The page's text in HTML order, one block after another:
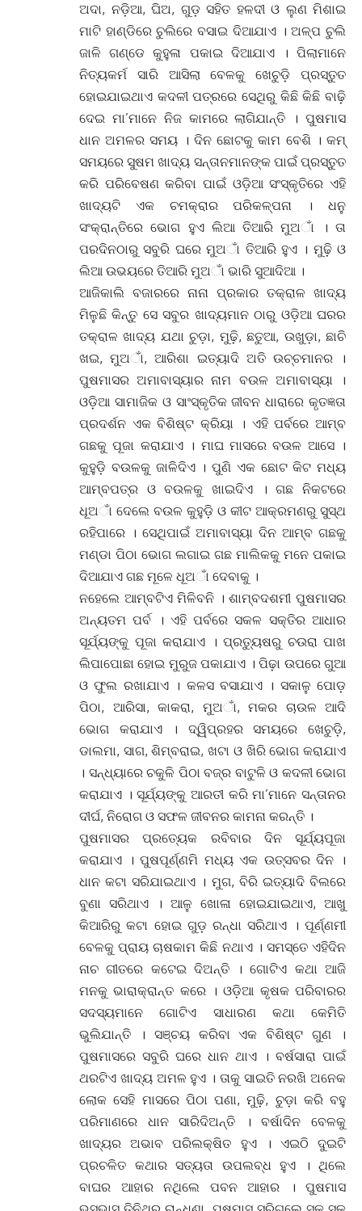
ଅଦା, ନଡ଼ିଆ, ଘିଅ, ଗୁଡ଼ ସହିତ ହଳଦୀ ଓ ଲୁଣ ମିଶାଇ
ମାଟି ହାଣ୍ଡିରେ ଚୁଲିରେ ବସାଇ ଦିଆଯାଏ । ଅଳ୍ପ ଚୁଲି
ଜାଳି ଗଣ୍ଡେ କୁହୁଳା ପକାଇ ଦିଆଯାଏ । ପିଲାମାନେ
ନିତ୍ୟକର୍ମ ସାରି ଆସିଲା ବେଳକୁ ଖେଚୁଡ଼ି ପ୍ରସ୍ତୁତ
ହୋଇଯାଇଥାଏ କଦଳୀ ପତ୍ରରେ ସେଥିରୁ କିଛି କିଛି ବାଢ଼ି
ଦେଇ ମା’ମାନେ ନିଜ କାମରେ ଲାଗିଯାନ୍ତି । ପୁଷମାସ
ଧାନ ଅମଳର ସମୟ । ଦିନ ଛୋଟକୁ କାମ ବେଶି । କମ୍
ସମୟରେ ସୁଷମ ଖାଦ୍ୟ ସନ୍ତାନମାନଙ୍କ ପାଇଁ ପ୍ରସ୍ତୁତ
କରି ପରିବେଷଣ କରିବା ପାଇଁ ଓଡ଼ିଆ ସଂସ୍କୃତିରେ ଏହି
ଖାଦ୍ୟଟି ଏକ ଚମକ୍ରାର ପରିକଳ୍ପନା । ଧନୁ
ସଂକ୍ରାନ୍ତିରେ ଭୋଗ ହୁଏ ଲିଆ ତିଆରି ମୁଅାଁ । ତା
ପରଦିନଠାରୁ ସବୁରି ଘରେ ମୁଅାଁ ତିଆରି ହୁଏ । ମୁଢ଼ି ଓ
ଲିଆ ଉଭୟରେ ତିଆରି ମୁଅାଁ ଭାରି ସୁଆଦିଆ ।
ଆଜିକାଲି ବଜାରରେ ନାନା ପ୍ରକାର ତକ୍ରାଳ ଖାଦ୍ୟ
ମିଳୁଛି କିନ୍ତୁ ସେ ସବୁର ଖାଦ୍ୟମାନ ଠାରୁ ଓଡ଼ିଆ ଘରର
ତକ୍ରାଳ ଖାଦ୍ୟ ଯଥା ଚୁଡ଼ା, ମୁଢ଼ି, ଛତୁଆ, ଉଖୁଡ଼ା, ଛାଚି
ଖଇ, ମୁଅାଁ, ଆରିଶା ଇତ୍ୟାଦି ଅତି ଉଚ୍ଚମାନର ।
ପୁଷମାସର ଅମାବାସ୍ୟାର ନାମ ବଉଳ ଅମାବାସ୍ୟା ।
ଓଡ଼ିଆ ସାମାଜିକ ଓ ସାଂସ୍କୃତିକ ଜୀବନ ଧାରାରେ କୃତଜ୍ଞତା
ପ୍ରଦର୍ଶନ ଏକ ବିଶିଷ୍ଟ କ୍ରିୟା । ଏହି ପର୍ବରେ ଆମ୍ବ
ଗଛକୁ ପୂଜା କରାଯାଏ । ମାଘ ମାସରେ ବଉଳ ଆସେ ।
କୁହୁଡ଼ି ବଉଳକୁ ଜାଳିଦିଏ । ପୁଣି ଏକ ଛୋଟ କିଟ ମଧ୍ୟ
ଆମ୍ବପତ୍ର ଓ ବଉଳକୁ ଖାଇଦିଏ । ଗଛ ନିକଟରେ
ଧୂଅାଁ ଦେଲେ ବଉଳ କୁହୁଡ଼ି ଓ କୀଟ ଆକ୍ରମଣରୁ ସୁସ୍ଥ
ରହିପାରେ । ସେଥିପାଇଁ ଅମାବାସ୍ୟା ଦିନ ଆମ୍ବ ଗଛକୁ
ମଣ୍ଡା ପିଠା ଭୋଗ ଲଗାଇ ଗଛ ମାଲିକକୁ ମନେ ପକାଇ
ଦିଆଯାଏ ଗଛ ମୂଳେ ଧୂଅାଁ ଦେବାକୁ ।
ନହେଲେ ଆମ୍ବଟିଏ ମିଳିବନି । ଶାମ୍ବଦଶମୀ ପୁଷମାସର
ଅନ୍ୟତମ ପର୍ବ । ଏହି ପର୍ବରେ ସକଳ ସକ୍ତିର ଆଧାର
ସୂର୍ଯ୍ୟଙ୍କୁ ପୂଜା କରାଯାଏ । ପ୍ରତ୍ୟୁଷରୁ ଚଉରା ପାଖ
ଲିପାପୋଛା ହୋଇ ମୁରୁଜ ପକାଯାଏ । ପିଢ଼ା ଉପରେ ଗୁଆ
ଓ ଫୁଲ ରଖାଯାଏ । କଳସ ବସାଯାଏ । ସକାଳୁ ପୋଡ଼
ପିଠା, ଆରିସା, କାକରା, ମୁଅାଁ, ମକର ଚାଉଳ ଆଦି
ଭୋଗ କରାଯାଏ । ଦ୍ୱିପ୍ରହର ସମୟରେ ଖେଚୁଡ଼ି,
ଡାଲମା, ସାଗ, ଶିମ୍ବରାଇ, ଖଟା ଓ ଖିରି ଭୋଗ କରାଯାଏ
। ସନ୍ଧ୍ୟାରେ ଚକୁଳି ପିଠା ବଜ୍ର ବାଟୁଳି ଓ କଦଳୀ ଭୋଗ
କରାଯାଏ । ସୂର୍ଯ୍ୟଙ୍କୁ ଆରତୀ କରି ମା’ମାନେ ସନ୍ତାନର
ଦୀର୍ଘ, ନିରୋଗ ଓ ସଫଳ ଜୀବନର କାମନା କରନ୍ତି ।
ପୁଷମାସର ପ୍ରତ୍ୟେକ ରବିବାର ଦିନ ସୂର୍ଯ୍ୟପୂଜା
କରାଯାଏ । ପୁଷପୂର୍ଣ୍ଣମି ମଧ୍ୟ ଏକ ଉତ୍ସବର ଦିନ ।
ଧାନ କଟା ସରିଯାଇଥାଏ । ମୁଗ, ବିରି ଇତ୍ୟାଦି ବିଲରେ
ବୁଣା ସରିଥାଏ । ଆଳୁ ଖୋଳା ହୋଇଯାଇଥାଏ, ଆଖୁ
କିଆରିରୁ କଟା ହୋଇ ଗୁଡ଼ ରନ୍ଧା ସରିଥାଏ । ପୂର୍ଣ୍ଣମୀ
ବେଳକୁ ପ୍ରାୟ ଚାଷକାମ କିଛି ନଥାଏ । ସମସ୍ତେ ଏହିଦିନ
ନାଚ ଗୀତରେ କଟେଇ ଦିଅନ୍ତି । ଗୋଟିଏ କଥା ଆଜି
ମନକୁ ଭାରାକ୍ରାନ୍ତ କରେ । ଓଡ଼ିଆ କୃଷକ ପରିବାରର
ସଦସ୍ୟମାନେ ଗୋଟିଏ ସାଧାରଣ କଥା କେମିତି
ଭୁଲିଯାନ୍ତି । ସଞ୍ଚୟ କରିବା ଏକ ବିଶିଷ୍ଟ ଗୁଣ ।
ପୁଷମାସରେ ସବୁରି ଘରେ ଧାନ ଥାଏ । ବର୍ଷସାରା ପାଇଁ
ଥରଟିଏ ଖାଦ୍ୟ ଅମଳ ହୁଏ । ତାକୁ ସାଇତି ନରଖି ଅନେକ
ଲୋକ ସେହି ମାସରେ ପିଠା ପଣା, ମୁଢ଼ି, ଚୁଡ଼ା କରି ବହୁ
ପରିମାଣରେ ଧାନ ସାରିଦିଅନ୍ତି । ବର୍ଷାଦିନ ବେଳକୁ
ଖାଦ୍ୟର ଅଭାବ ପରିଲକ୍ଷିତ ହୁଏ । ଏଇଠି ଦୁଇଟି
ପ୍ରଚଳିତ କଥାର ସତ୍ୟତା ଉପଲବ୍ଧ ହୁଏ । ଥିଲେ
ବାଘର ଆହାର ନଥିଲେ ପବନ ଆହାର । ପୁଷମାସ